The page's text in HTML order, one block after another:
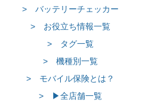
> バッテリーチェッカー
> お役立ち情報一覧
> タグ一覧
> 機種別一覧
> モバイル保険とは？
> ▶全店舗一覧